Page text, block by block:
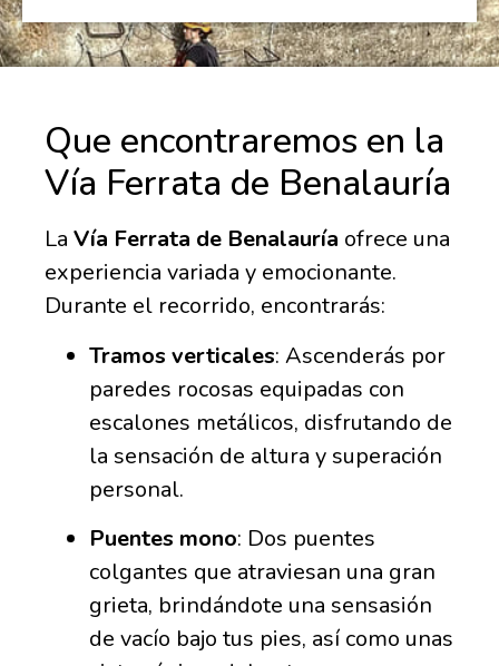
Que encontraremos en la
Vía Ferrata de Benalauría
La Vía Ferrata de Benalauría ofrece una
experiencia variada y emocionante.
Durante el recorrido, encontrarás:
Tramos verticales: Ascenderás por
paredes rocosas equipadas con
escalones metálicos, disfrutando de
la sensación de altura y superación
personal.
Puentes mono: Dos puentes
colgantes que atraviesan una gran
grieta, brindándote una sensasión
de vacío bajo tus pies, así como unas